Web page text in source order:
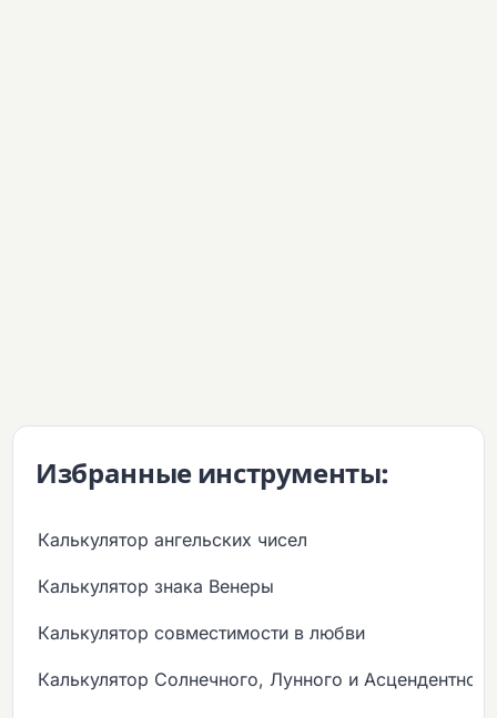
Избранные инструменты:
Калькулятор ангельских чисел
Калькулятор знака Венеры
Калькулятор совместимости в любви
Калькулятор Солнечного, Лунного и